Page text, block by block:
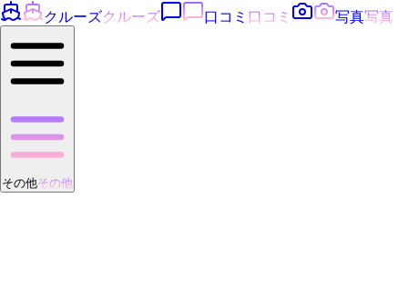
クルーズクルーズ 口コミ 口コミ 写真写真
その他その他